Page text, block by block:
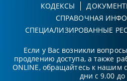
КОДЕКСЫ
СПРАВОЧНАЯ
СПЕЦИАЛИЗИРОВАННЫЕ
Если у Вас возникли
продлению доступа, а также
ONLINE, обращайтесь к нашим
дни с 9.00 до